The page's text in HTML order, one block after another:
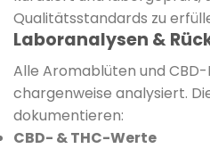
Qualitätsstandards zu
Laboranalysen &
Alle Aromablüten und
chargenweise analysiert.
dokumentieren:
CBD- & THC-Werte